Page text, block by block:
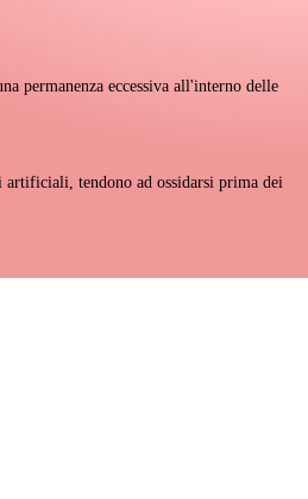
permanenza eccessiva all'interno delle
tendono ad ossidarsi prima dei